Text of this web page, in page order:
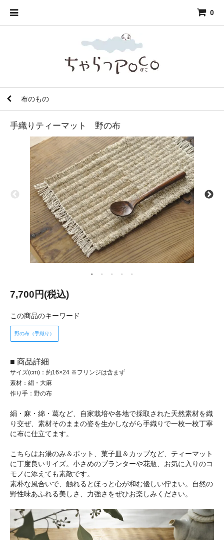
0
布のもの
手織りティーマット 野の布
7,700円(税込)
この商品のキーワード
野の布（手織り）
■ 商品詳細
サイズ(cm)：約16×24 ※フリンジは含まず
素材：絹・大麻
作り手：野の布
絹・麻・綿・葛など、自家栽培や各地で採取された天然素材を織
り交ぜ、素材そのままの姿を生かしながら手織りで一枚一枚丁寧
に布に仕立てます。
こちらはお湯のみ＆ポット、菓子皿＆カップなど、ティーマット
に丁度良いサイズ。小さめのプランターや花瓶、お気に入りのコ
モノに添えても素敵です。
素朴な風合いで、触れるとほっと心が和む優しい佇まい。自然の
野性味あふれる美しさ、力強さをぜひお楽しみください。